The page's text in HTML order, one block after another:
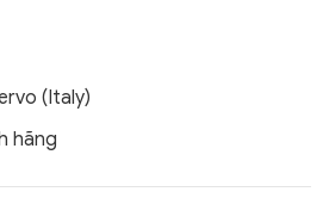
(Italy)
hãng